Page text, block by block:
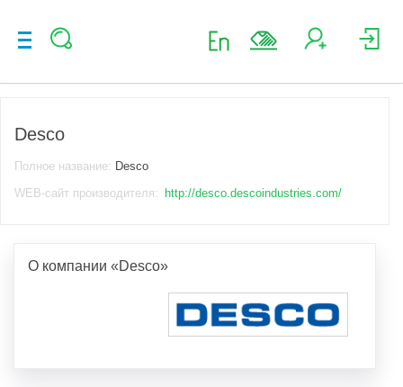
Desco
Полное название: Desco
WEB-сайт производителя:
http://desco.descoindustries.com/
О компании «Desco»